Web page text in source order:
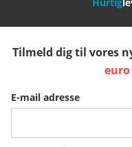
Belgique (Français)
Tilmeld dig til vores
E-mail adresse